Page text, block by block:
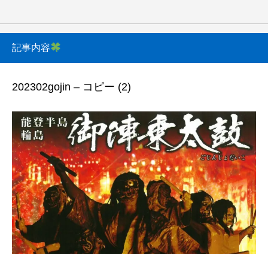
記事内容
202302gojin – コピー (2)